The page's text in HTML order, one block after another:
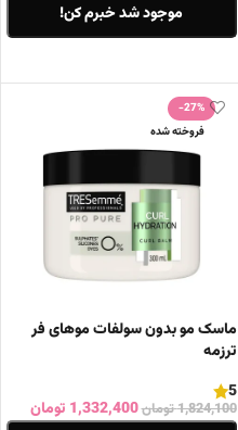
موجود شد خبرم کن!
-27%
فروخته شده
ماسک مو بدون سولفات موهای فر
ترزمه
5
1,824,100تومان1,332,400 تومان